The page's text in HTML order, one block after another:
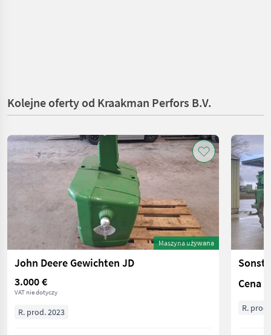
Kolejne oferty od Kraakman Perfors B.V.
Maszyna używana
John Deere Gewichten JD
3.000 €
VAT nie dotyczy
R. prod. 2023
Cena
R.